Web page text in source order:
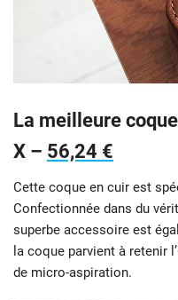
La meilleure
X – 56,24 €
Cette coque en cuir est
Confectionnée dans du
superbe accessoire est
la coque parvient à retenir l’
de micro-aspiration.